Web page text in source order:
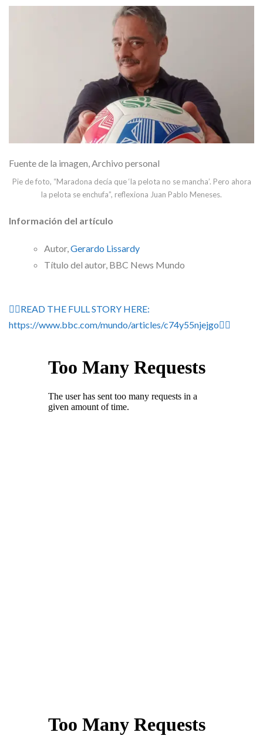
Fuente de la imagen,Archivo personal
Pie de foto, “Maradona decía que ‘la pelota no se mancha’. Pero ahora
la pelota se enchufa”, reflexiona Juan Pablo Meneses.
Información del artículo
Autor, Gerardo Lissardy
Título del autor, BBC News Mundo
👉🏽READ THE FULL STORY HERE:
https://www.bbc.com/mundo/articles/c74y55njejgo👈🏽